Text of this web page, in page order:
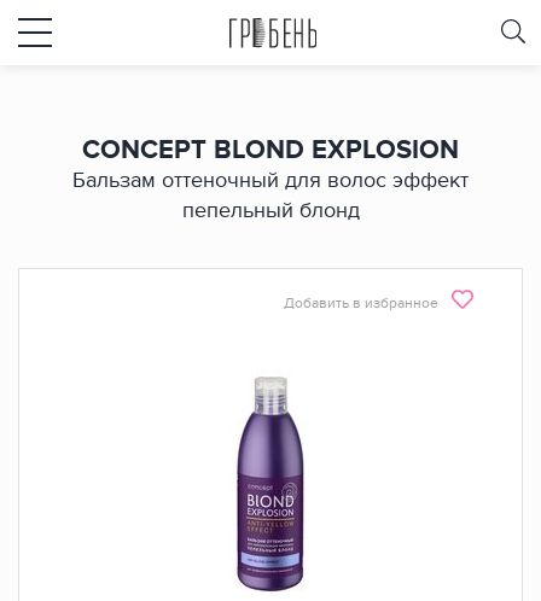
CONCEPT BLOND EXPLOSION
Бальзам оттеночный для волос эффект
пепельный блонд
Добавить в избранное